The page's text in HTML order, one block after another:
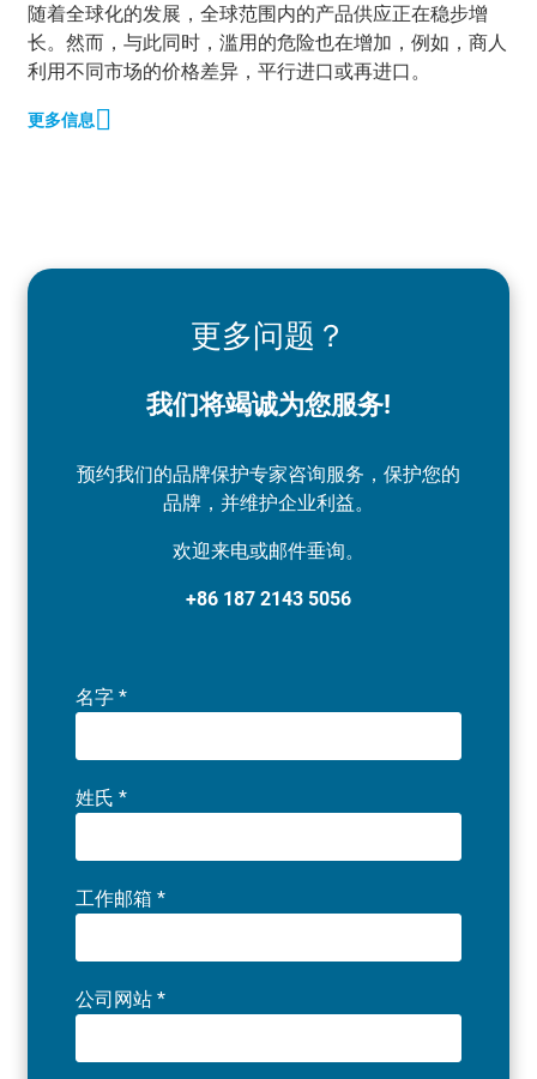
随着全球化的发展，全球范围内的产品供应正在稳步增
长。然而，与此同时，滥用的危险也在增加，例如，商人
利用不同市场的价格差异，平行进口或再进口。
更多信息
更多问题？
我们将竭诚为您服务!
预约我们的品牌保护专家咨询服务，保护您的
品牌，并维护企业利益。
欢迎来电或邮件垂询。
+86 187 2143 5056
名字 *
姓氏 *
工作邮箱 *
公司网站 *